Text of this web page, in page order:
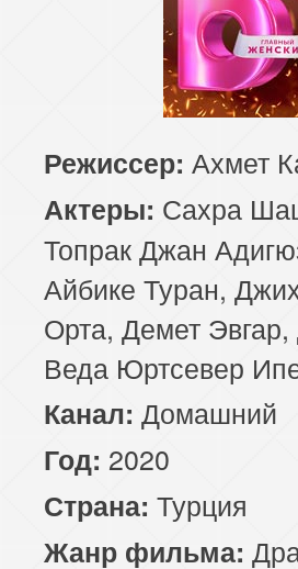
78
82
86
Режиссер: Ахмет
Актеры: Сахра
Топрак Джан
Айбике Туран,
Орта, Демет
Веда Юртсевер
Канал: Домашний
Год: 2020
Страна: Турция
Жанр фильма: